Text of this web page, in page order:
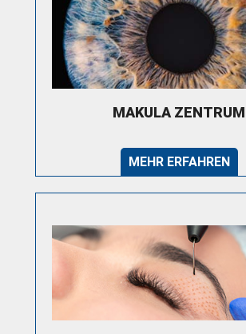
MAKULA ZENTRUM
MEHR ERFAHREN